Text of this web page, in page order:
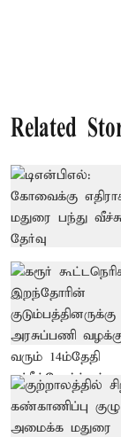
Related